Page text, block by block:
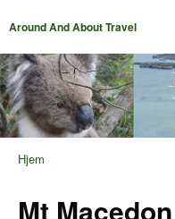
Around And About Travel
Hjem
Mt